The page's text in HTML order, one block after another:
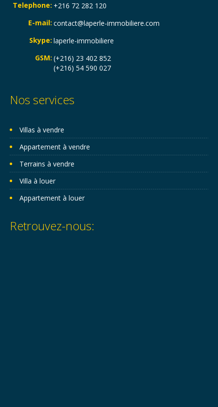
Telephone: +216 72 282 120
E-mail: contact@laperle-immobiliere.com
Skype: laperle-immobiliere
GSM: (+216) 23 402 852
(+216) 54 590 027
Nos services
Villas à vendre
Appartement à vendre
Terrains à vendre
Villa à louer
Appartement à louer
Retrouvez-nous: